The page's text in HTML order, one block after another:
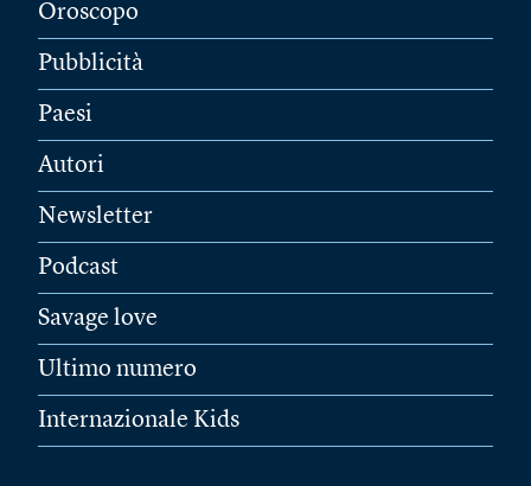
Oroscopo
Pubblicità
Paesi
Autori
Newsletter
Podcast
Savage love
Ultimo numero
Internazionale Kids